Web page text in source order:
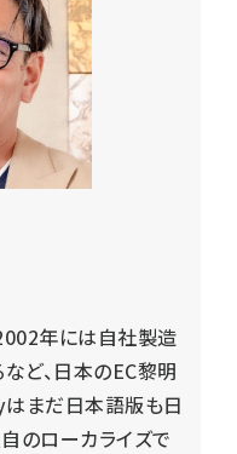
年には自社製造
ど、日本のEC黎明
まだ日本語版も日
のローカライズで